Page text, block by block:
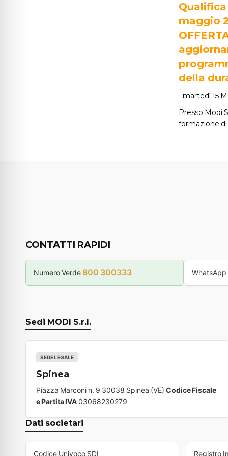
maggio
della
martedì 15
Presso Modi
formazione
CONTATTI RAPIDI
Numero Verde 800 300333 WhatsApp
Sedi MODI S.r.l.
SEDE LEGALE
Spinea
Piazza Marconi n. 9 30038 Spinea (VE) Codice Fiscale
e Partita IVA03068230279
Dati societari
Codice Univoco SDI Registro